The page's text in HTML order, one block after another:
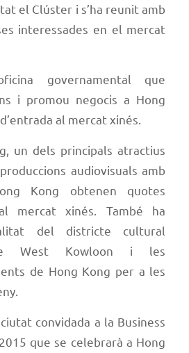
el Clúster i s’ha reunit amb
interessades en el mercat
governamental que
i promou negocis a Hong
al mercat xinés.
un dels principals atractius
audiovisuals amb
Kong obtenen quotes
mercat xinés. També ha
del districte cultural
West Kowloon i les
de Hong Kong per a les
convidada a la Business
que se celebrarà a Hong